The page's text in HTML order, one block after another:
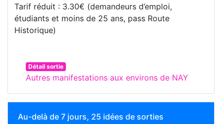
Tarif réduit : 3.30€ (demandeurs d’emploi,
étudiants et moins de 25 ans, pass Route
Historique)
Détail sortie
Autres manifestations aux environs de NAY
Au-delà de 7 jours, 25 idées de sorties